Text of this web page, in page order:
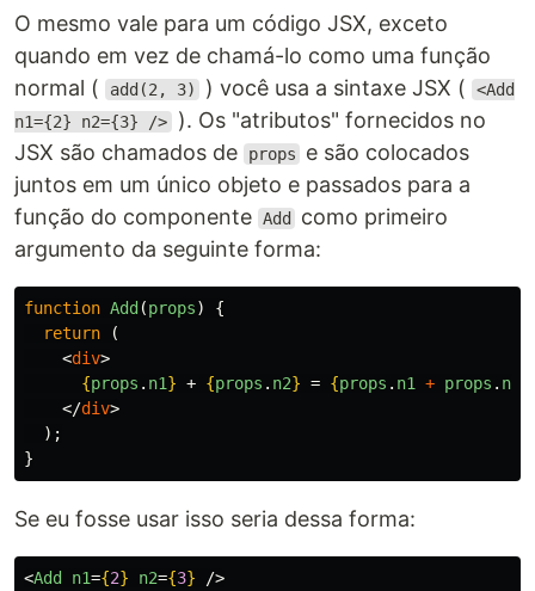
O mesmo vale para um código JSX, exceto
quando em vez de chamá-lo como uma função
normal (
add(2, 3) ) você usa a sintaxe JSX ( <Add
n1={2} n2={3} /> ). Os "atributos" fornecidos no
JSX são chamados de
props
e são colocados
juntos em um único objeto e passados para a
função do componente Add
como primeiro
argumento da seguinte forma:
function Add (props)
{
return
(
<div>
{props . n1} + {props . n2} = {props . n1 + props . n2
</div>
);
}
Se eu fosse usar isso seria dessa forma:
<Add n1={2} n2={3} />